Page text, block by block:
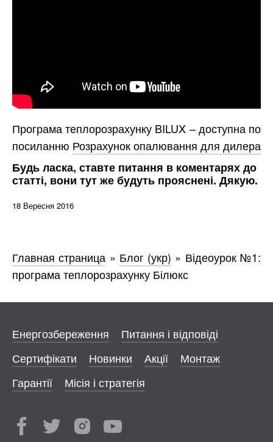
Програма теплорозрахунку BILUX – доступна по
посиланню Розрахунок опалювання для дилера
Будь ласка, ставте питання в коментарях до
статті, вони тут же будуть прояснені. Дякую.
18 Вересня 2016
Главная страница » Блог (укр) » Відеоурок №1:
програма теплорозрахунку Білюкс
Енергозбереження
Питання і відповіді
Сертифікати
Новинки Акції
Монтаж
Гарантії
Місія і стратегія